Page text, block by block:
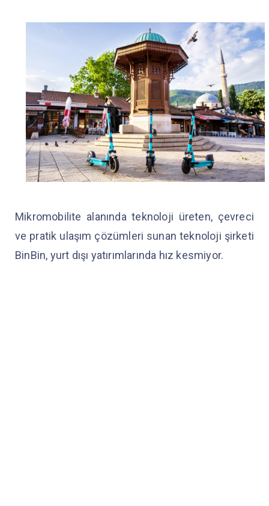
Mikromobilite alanında teknoloji üreten, çevreci
ve pratik ulaşım çözümleri sunan teknoloji şirketi
BinBin, yurt dışı yatırımlarında hız kesmiyor.